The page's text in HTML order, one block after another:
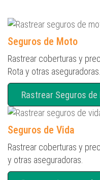
Seguros de Moto
Rastrear coberturas y
Rota y otras aseguradoras.
Rastrear Seguros de
Seguros de Vida
Rastrear coberturas y
y otras aseguradoras.